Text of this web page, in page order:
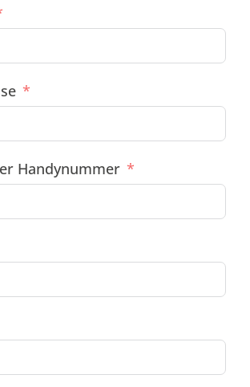
Handynummer